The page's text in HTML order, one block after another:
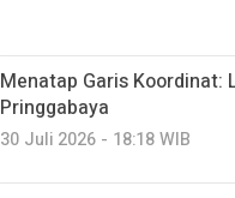
Menatap Garis Koordinat:
Pringgabaya
30 Juli 2026 - 18:18 WIB